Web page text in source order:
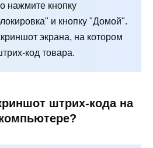
нажмите кнопку
и кнопку "Домой".
экрана, на котором
код товара.
штрих-кода на